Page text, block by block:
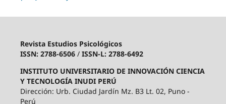
Revista Estudios Psicológicos
ISSN: 2788-6506/ ISSN-L: 2788-6492
INSTITUTO UNIVERSITARIO DE INNOVACIÓN CIENCIA
Y TECNOLOGÍA INUDI PERÚ
Dirección: Urb. Ciudad Jardín Mz. B3 Lt. 02, Puno -
Perú